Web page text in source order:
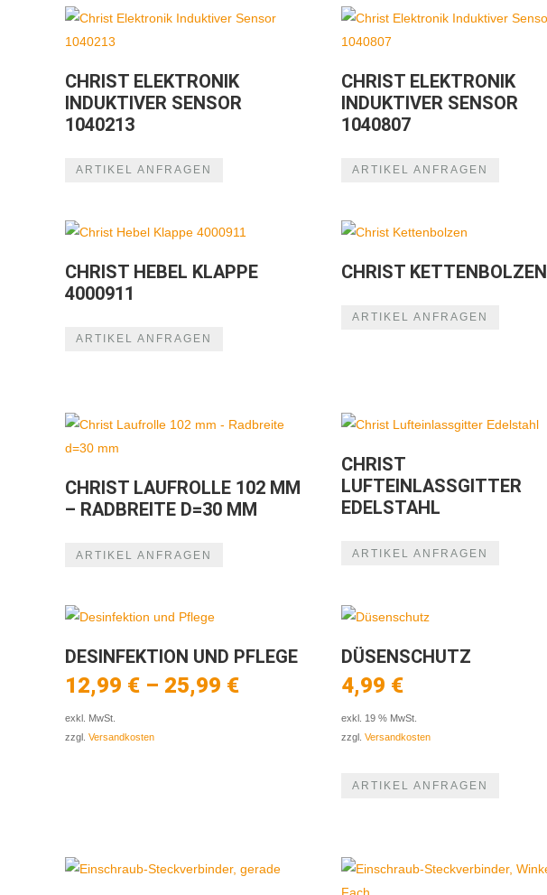
CHRIST ELEKTRONIK
INDUKTIVER SENSOR
1040213
ARTIKEL ANFRAGEN
CHRIST ELEKTRONIK
INDUKTIVER SENSOR
1040807
ARTIKEL ANFRAGEN
CHRIST HEBEL KLAPPE
4000911
ARTIKEL ANFRAGEN
CHRIST KETTENBOLZEN
ARTIKEL ANFRAGEN
CHRIST LAUFROLLE 102 MM
– RADBREITE D=30 MM
ARTIKEL ANFRAGEN
CHRIST
LUFTEINLASSGITTER
EDELSTAHL
ARTIKEL ANFRAGEN
DESINFEKTION UND PFLEGE
12,99 € – 25,99 €
exkl. MwSt.
zzgl. Versandkosten
DÜSENSCHUTZ
4,99 €
exkl. 19 % MwSt.
zzgl. Versandkosten
ARTIKEL ANFRAGEN